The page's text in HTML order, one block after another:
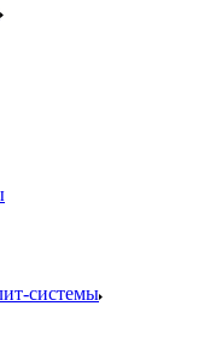
системы